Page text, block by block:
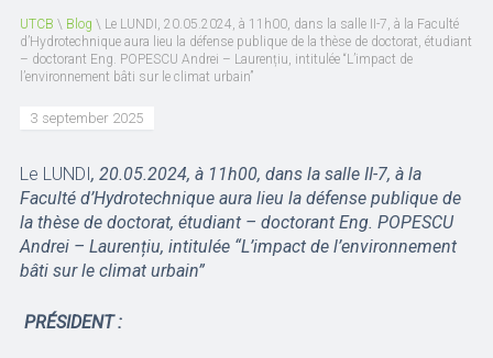
UTCB \ Blog \ Le LUNDI, 20.05.2024, à 11h00, dans la salle II-7, à la Faculté
d’Hydrotechnique aura lieu la défense publique de la thèse de doctorat, étudiant
– doctorant Eng. POPESCU Andrei – Laurențiu, intitulée “L’impact de
l’environnement bâti sur le climat urbain”
3 september 2025
Le LUNDI, 20.05.2024, à 11h00, dans la salle II-7, à la
Faculté d’Hydrotechnique aura lieu la défense publique de
la thèse de doctorat, étudiant – doctorant Eng. POPESCU
Andrei – Laurențiu, intitulée “L’impact de l’environnement
bâti sur le climat urbain”
PRÉSIDENT :